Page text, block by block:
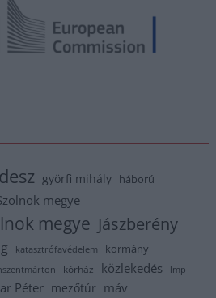
györfi mihály háború
megye
megye Jászberény
katasztrófavédelem kormány
kórház közlekedés lmp
Péter mezőtúr máv